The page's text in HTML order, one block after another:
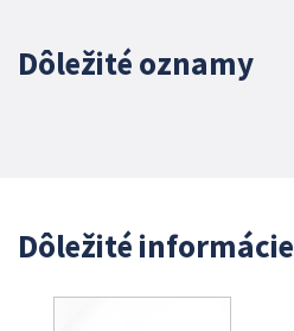
Dôležité oznamy
Dôležité informácie